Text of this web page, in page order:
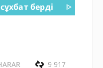
берді
ᐈ
9 917